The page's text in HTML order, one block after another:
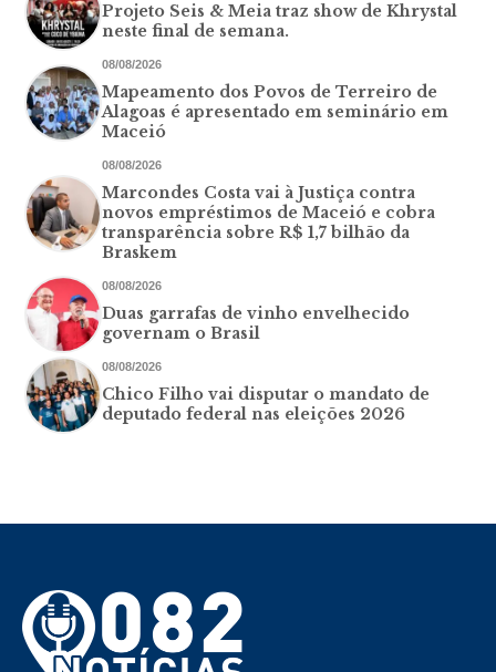
Projeto Seis & Meia traz show de Khrystal
neste final de semana.
08/08/2026
Mapeamento dos Povos de Terreiro de
Alagoas é apresentado em seminário em
Maceió
08/08/2026
Marcondes Costa vai à Justiça contra
novos empréstimos de Maceió e cobra
transparência sobre R$ 1,7 bilhão da
Braskem
08/08/2026
Duas garrafas de vinho envelhecido
governam o Brasil
08/08/2026
Chico Filho vai disputar o mandato de
deputado federal nas eleições 2026